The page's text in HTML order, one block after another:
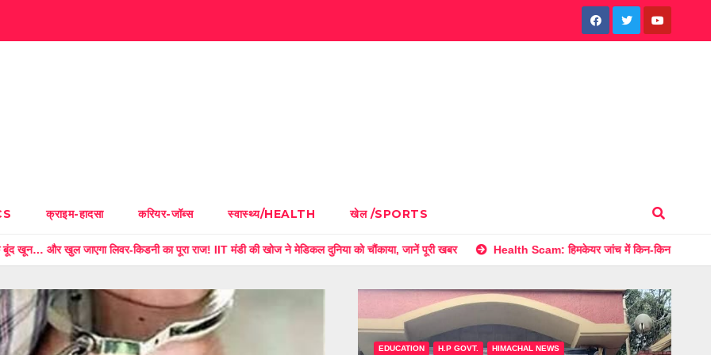
क्राइम-हादसा करियर-जॉब्स स्वास्थ्य/HEALTH खेल /SPORTS
किडनी का पूरा राज! IIT मंडी की खोज ने मेडिकल दुनिया को चौंकाया, जानें पूरी खबर Health Scam: हिमकेयर जांच में किन-किन अस्पतालों पर गिरी गाज?
EDUCATION H.P GOVT. HIMACHAL NEWS